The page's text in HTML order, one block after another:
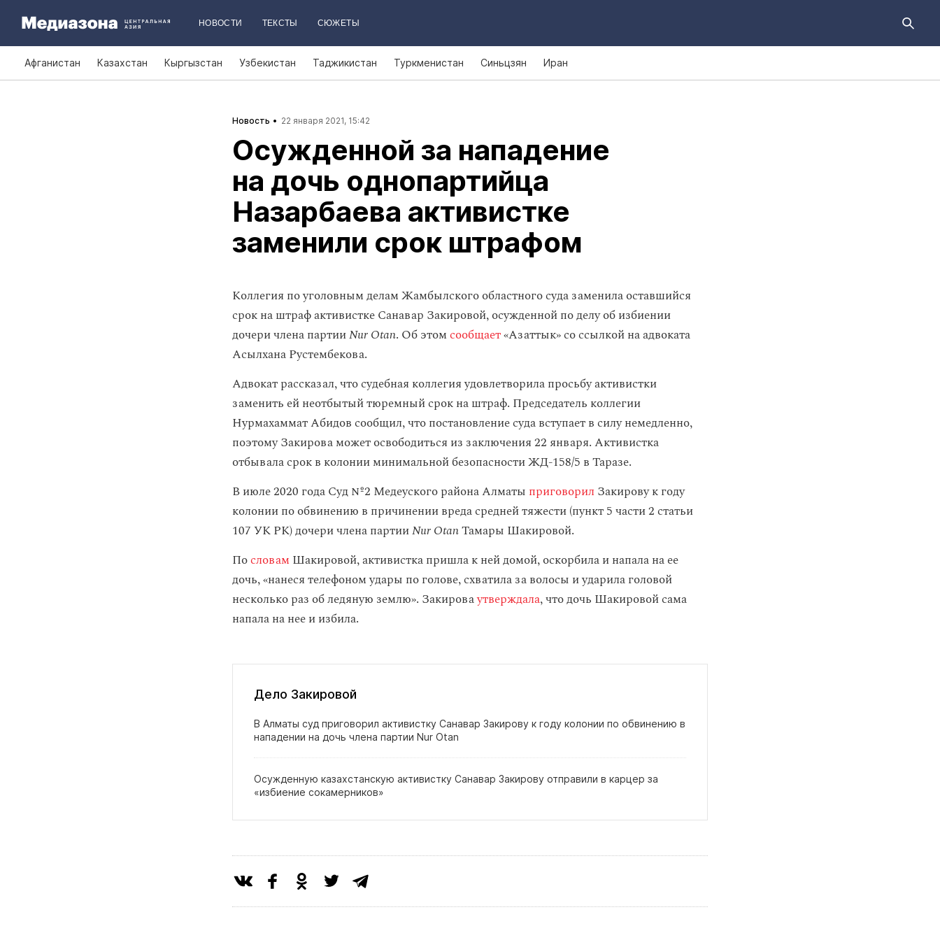
НОВОСТИ ТЕКСТЫ СЮЖЕТЫ
Афганистан Казахстан Кыргызстан Узбекистан Таджикистан Туркменистан Синьцзян Иран
Новость 22 января 2021, 15:42
Осужденной за нападение
на дочь однопартийца
Назарбаева активистке
заменили срок штрафом
Коллегия по уголовным делам Жамбылского областного суда заменила оставшийся
срок на штраф активистке Санавар Закировой, осужденной по делу об избиении
дочери члена партииNur Otan. Об этомсообщает«Азаттык» со ссылкой на адвоката
Асылхана Рустембекова.
Адвокат рассказал, что судебная коллегия удовлетворила просьбу активистки
заменить ей неотбытый тюремный срок на штраф. Председатель коллегии
Нурмахаммат Абидов сообщил, что постановление суда вступает в силу немедленно,
поэтому Закирова может освободиться из заключения 22 января. Активистка
отбывала срок в колонии минимальной безопасности ЖД-158/5 в Таразе.
В июле 2020 года Суд №2 Медеуского района Алматы приговорил Закирову к году
колонии по обвинению в причинении вреда средней тяжести (пункт 5 части 2 статьи
107 УК РК) дочери члена партииNur OtanТамары Шакировой.
Пословам Шакировой, активистка пришла к ней домой, оскорбила и напала на ее
дочь, «нанеся телефоном удары по голове, схватила за волосы и ударила головой
несколько раз об ледяную землю». Закироваутверждала, что дочь Шакировой сама
напала на нее и избила.
Дело Закировой
В Алматы суд приговорил активистку Санавар Закирову к году колонии по обвинению в
нападении на дочь члена партии Nur Otan
Осужденную казахстанскую активистку Санавар Закирову отправили в карцер за
«избиение сокамерников»